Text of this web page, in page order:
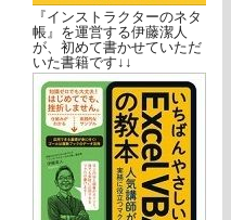
『インストラクターのネタ
帳』を運営する伊藤潔人
が、初めて書かせていただ
いた書籍です↓↓